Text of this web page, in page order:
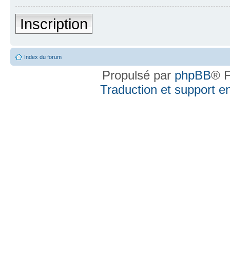
Inscription
Index du forum
Propulsé par phpBB®
Traduction et support